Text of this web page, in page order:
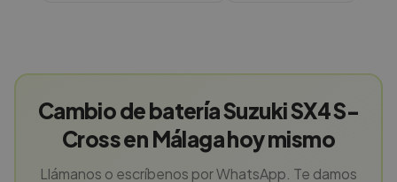
Cambio de batería Suzuki SX4 S-
Cross en Málaga hoy mismo
Llámanos o escríbenos por WhatsApp. Te damos